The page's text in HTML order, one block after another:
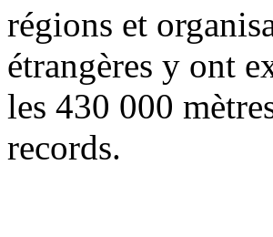
régions et
étrangères y ont
les 430 000
records.